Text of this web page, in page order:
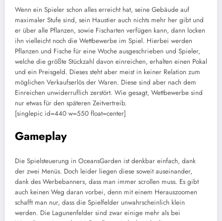
Wenn ein Spieler schon alles erreicht hat, seine Gebäude auf
maximaler Stufe sind, sein Haustier auch nichts mehr her gibt und
er über alle Pflanzen, sowie Fischarten verfügen kann, dann locken
ihn vielleicht noch die Wettbewerbe im Spiel. Hierbei werden
Pflanzen und Fische für eine Woche ausgeschrieben und Spieler,
welche die größte Stückzahl davon einreichen, erhalten einen Pokal
und ein Preisgeld. Dieses steht aber meist in keiner Relation zum
möglichen Verkaufserlös der Waren. Diese sind aber nach dem
Einreichen unwiderruflich zerstört. Wie gesagt, Wettbewerbe sind
nur etwas für den späteren Zeitvertreib.
[singlepic id=440 w=550 float=center]
Gameplay
Die Spielsteuerung in OceansGarden ist denkbar einfach, dank
der zwei Menüs. Doch leider liegen diese soweit auseinander,
dank des Werbebanners, dass man immer scrollen muss. Es gibt
auch keinen Weg daran vorbei, denn mit einem Herauszoomen
schafft man nur, dass die Spielfelder unwahrscheinlich klein
werden. Die Lagunenfelder sind zwar einige mehr als bei